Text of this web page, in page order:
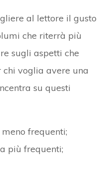
al lettore il gusto
che riterrà più
sugli aspetti che
voglia avere una
su questi
frequenti;
più frequenti;